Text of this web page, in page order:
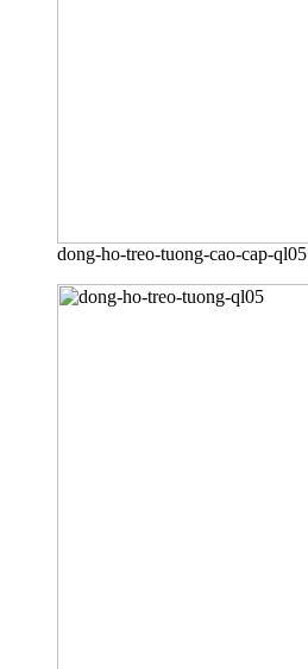
dong-ho-treo-tuong-cao-cap-ql05